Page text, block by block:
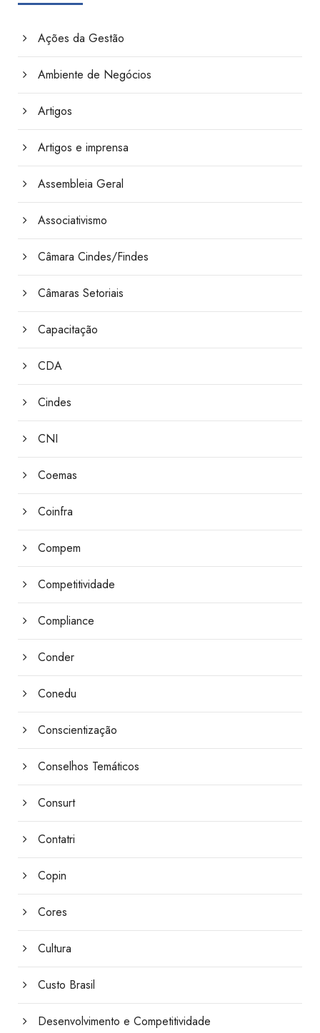
Ações da Gestão
Ambiente de Negócios
Artigos
Artigos e imprensa
Assembleia Geral
Associativismo
Câmara Cindes/Findes
Câmaras Setoriais
Capacitação
CDA
Cindes
CNI
Coemas
Coinfra
Compem
Competitividade
Compliance
Conder
Conedu
Conscientização
Conselhos Temáticos
Consurt
Contatri
Copin
Cores
Cultura
Custo Brasil
Desenvolvimento e Competitividade